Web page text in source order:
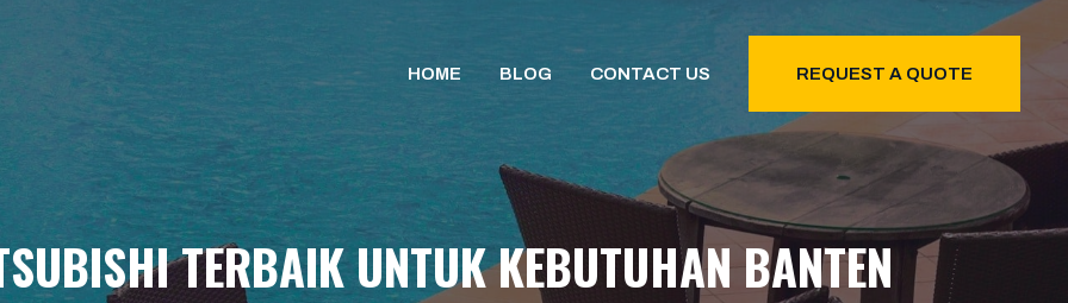
HOME BLOG CONTACT US REQUEST A QUOTE
TERBAIK UNTUK KEBUTUHAN BANTEN